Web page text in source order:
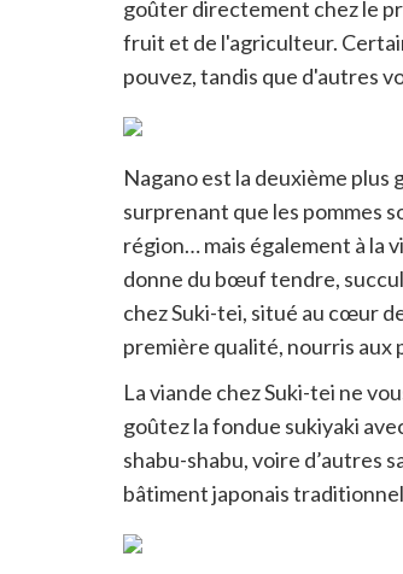
goûter directement chez le
fruit et de l'agriculteur.
pouvez, tandis que d'autres
Nagano est la deuxième plus
surprenant que les pommes
région… mais également à la
donne du bœuf tendre,
chez Suki-tei, situé au cœur
première qualité, nourris aux
La viande chez Suki-tei ne
goûtez la fondue sukiyaki
shabu-shabu, voire d’autres
bâtiment japonais